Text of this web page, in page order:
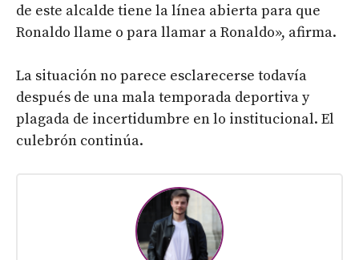
de este alcalde tiene la línea abierta para que
Ronaldo llame o para llamar a Ronaldo», afirma.
La situación no parece esclarecerse todavía
después de una mala temporada deportiva y
plagada de incertidumbre en lo institucional. El
culebrón continúa.